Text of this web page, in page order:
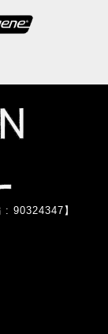
90324347】